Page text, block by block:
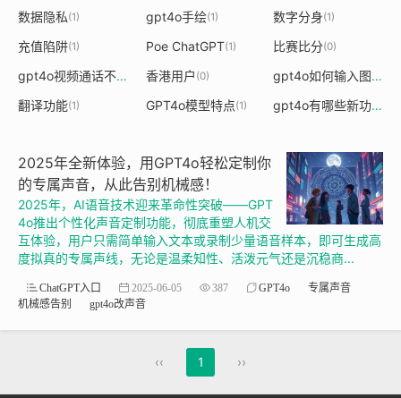
数据隐私(1) gpt4o手绘(1) 数字分身(1)
充值陷阱(1) Poe ChatGPT(1) 比赛比分(0)
gpt4o视频通话不了 香港用户 (0) gpt4o如何输入图片
翻译功能(1) GPT4o模型特点(1) gpt4o有哪些新功能
2025年全新体验，用GPT4o轻松定制你
的专属声音，从此告别机械感！
2025年，AI语音技术迎来革命性突破——GPT
4o推出个性化声音定制功能，彻底重塑人机交
互体验，用户只需简单输入文本或录制少量语音样本，即可生成高
度拟真的专属声线，无论是温柔知性、活泼元气还是沉稳商...
ChatGPT入口 2025-06-05 387 GPT4o
专属声音
机械感告别
gpt4o改声音
‹‹ 1 ››